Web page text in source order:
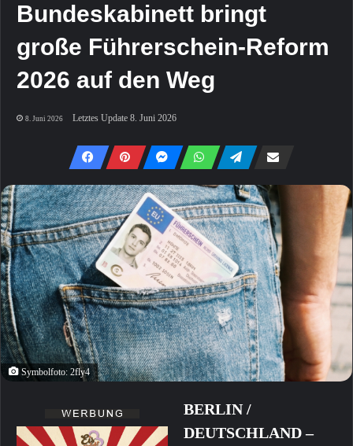
Bundeskabinett bringt
große Führerschein-Reform
2026 auf den Weg
8. Juni 2026 Letztes Update 8. Juni 2026
Symbolfoto: 2fly4
BERLIN /
DEUTSCHLAND –